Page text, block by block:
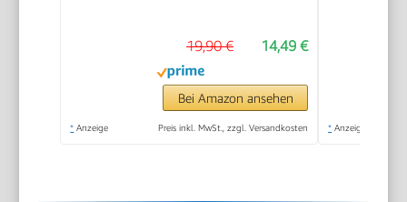
Edelstahl -
Spülmaschinenfest -
Made in Portugal
14,49 €
19,90 €
Bei Amazon ansehen
* Anzeige Preis inkl. MwSt., zzgl. Versandkosten * Anzeige